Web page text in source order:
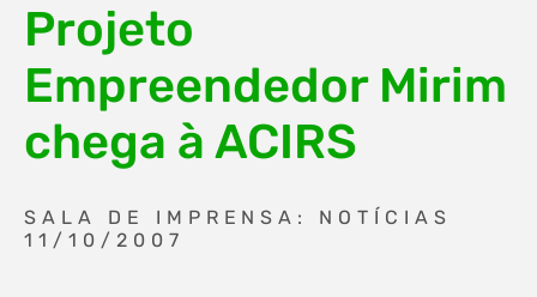
Projeto
Empreendedor Mirim
chega à ACIRS
SALA DE IMPRENSA: NOTÍCIAS
11/10/2007